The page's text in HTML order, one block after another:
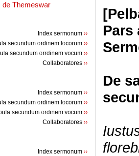
de Themeswar
Index sermonum ››
secundum ordinem locorum ››
secundum orrdinem vocum ››
Collaboratores ››
Index sermonum ››
secundum ordinem locorum ››
secundum ordinem vocum ››
Collaboratores ››
Index sermonum ››
Pars
De